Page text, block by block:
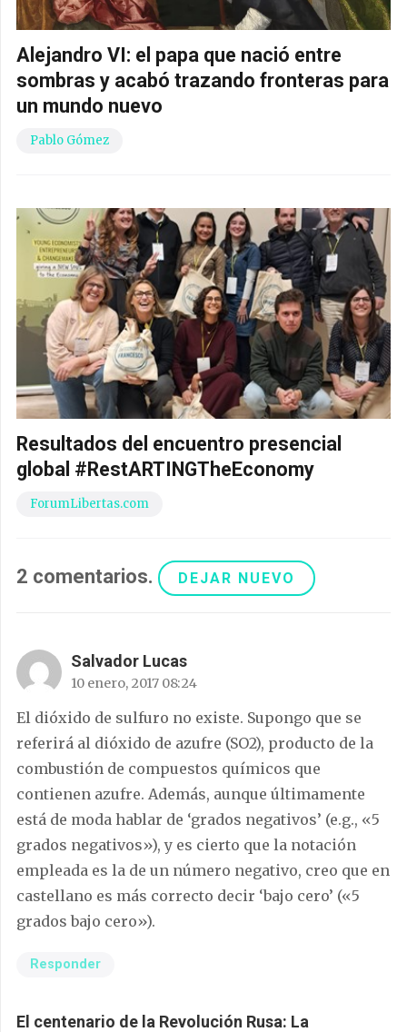
Alejandro VI: el papa que nació entre
sombras y acabó trazando fronteras para
un mundo nuevo
Pablo Gómez
Resultados del encuentro presencial
global #RestARTINGTheEconomy
ForumLibertas.com
2 comentarios. DEJAR NUEVO
Salvador Lucas
10 enero, 2017 08:24
El dióxido de sulfuro no existe. Supongo que se
referirá al dióxido de azufre (SO2), producto de la
combustión de compuestos químicos que
contienen azufre. Además, aunque últimamente
está de moda hablar de ‘grados negativos’ (e.g., «5
grados negativos»), y es cierto que la notación
empleada es la de un número negativo, creo que en
castellano es más correcto decir ‘bajo cero’ («5
grados bajo cero»).
Responder
El centenario de la Revolución Rusa: La